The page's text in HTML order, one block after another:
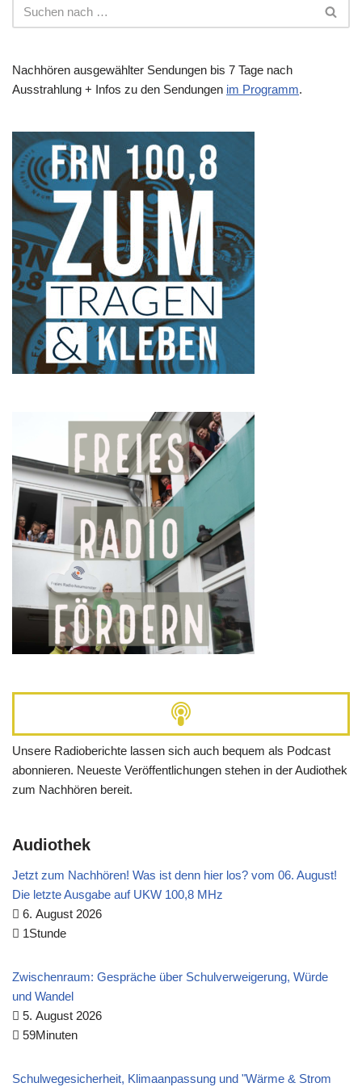
Nachhören ausgewählter Sendungen bis 7 Tage nach
Ausstrahlung + Infos zu den Sendungen im Programm.
Unsere Radioberichte lassen sich auch bequem als Podcast
abonnieren. Neueste Veröffentlichungen stehen in der Audiothek
zum Nachhören bereit.
Audiothek
Jetzt zum Nachhören! Was ist denn hier los? vom 06. August!
Die letzte Ausgabe auf UKW 100,8 MHz
6. August 2026
1Stunde
Zwischenraum: Gespräche über Schulverweigerung, Würde
und Wandel
5. August 2026
59Minuten
Schulwegesicherheit, Klimaanpassung und "Wärme & Strom